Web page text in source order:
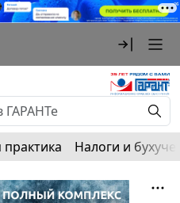
практика Налоги и